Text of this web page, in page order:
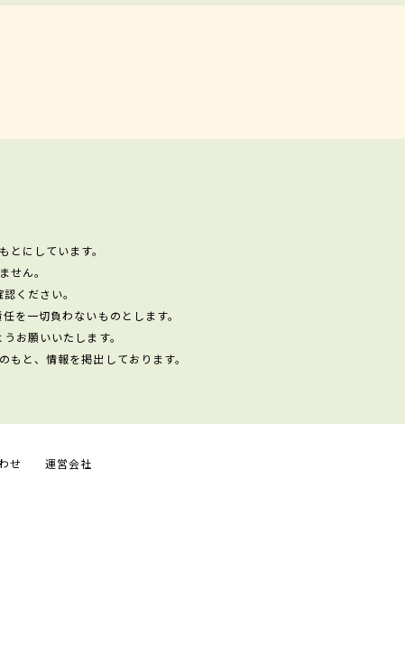
にしています。
せん。
ください。
を一切負わないものとします。
お願いいたします。
と、情報を掲出しております。
せ 運営会社